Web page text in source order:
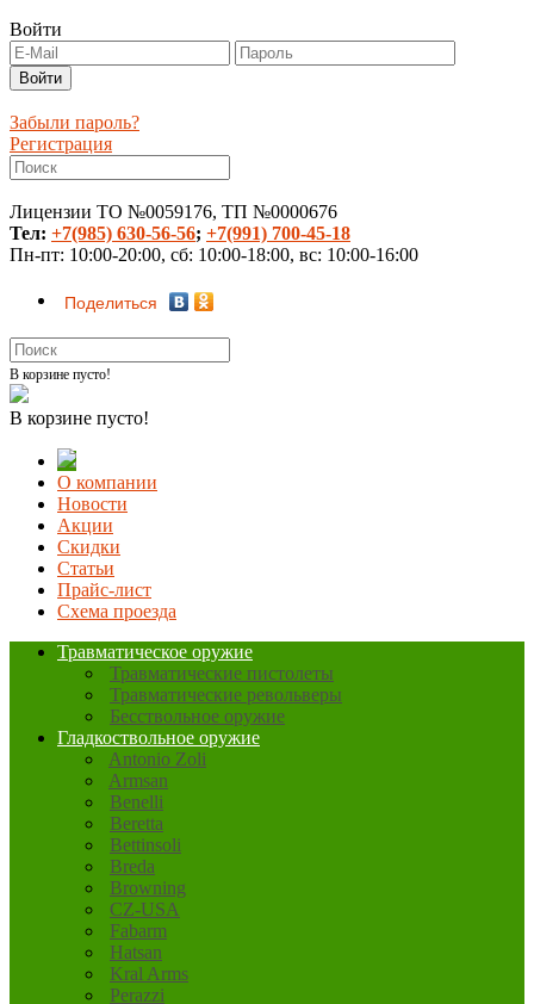
Войти
Забыли пароль?
Регистрация
Лицензии ТО №0059176, ТП №0000676
Тел: +7(985) 630-56-56; +7(991) 700-45-18
Пн-пт: 10:00-20:00, сб: 10:00-18:00, вс: 10:00-16:00
Поделиться
В корзине пусто!
В корзине пусто!
О компании
Новости
Акции
Скидки
Статьи
Прайс-лист
Схема проезда
Травматическое оружие
Травматические пистолеты
Травматические револьверы
Бесствольное оружие
Гладкоствольное оружие
Antonio Zoli
Armsan
Benelli
Beretta
Bettinsoli
Breda
Browning
CZ-USA
Fabarm
Hatsan
Kral Arms
Perazzi